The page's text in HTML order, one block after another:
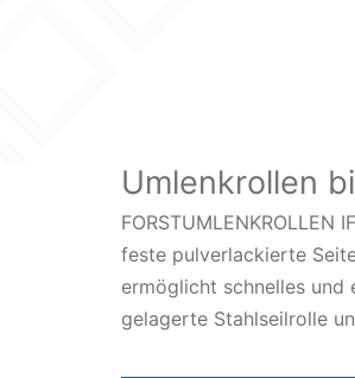
Umlenkrollen
feste pulverlackierte
ermöglicht schnelles und
gelagerte Stahlseilrolle